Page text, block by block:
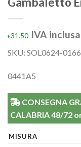
€31.50 IVA inclusa
SKU: SOL0624-
0441A5
CONSEGNA
CALABRIA 48/72
MISURA